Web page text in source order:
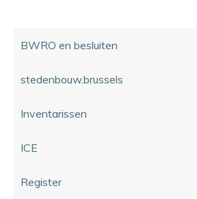
BWRO en besluiten
stedenbouw.brussels
Inventarissen
ICE
Register